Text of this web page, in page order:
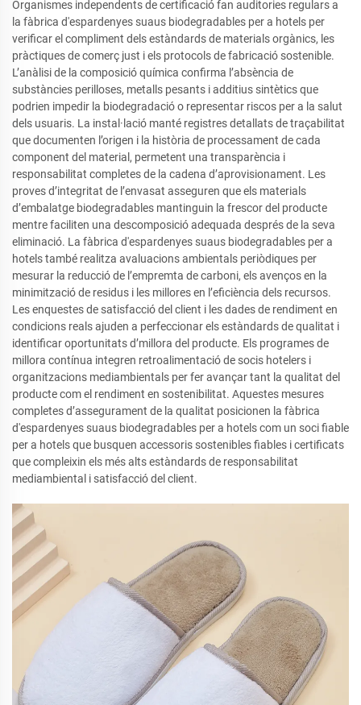
Organismes independents de certificació fan auditories regulars a
la fàbrica d'espardenyes suaus biodegradables per a hotels per
verificar el compliment dels estàndards de materials orgànics, les
pràctiques de comerç just i els protocols de fabricació sostenible.
L’anàlisi de la composició química confirma l’absència de
substàncies perilloses, metalls pesants i additius sintètics que
podrien impedir la biodegradació o representar riscos per a la salut
dels usuaris. La instal·lació manté registres detallats de traçabilitat
que documenten l’origen i la història de processament de cada
component del material, permetent una transparència i
responsabilitat completes de la cadena d’aprovisionament. Les
proves d’integritat de l’envasat asseguren que els materials
d’embalatge biodegradables mantinguin la frescor del producte
mentre faciliten una descomposició adequada després de la seva
eliminació. La fàbrica d'espardenyes suaus biodegradables per a
hotels també realitza avaluacions ambientals periòdiques per
mesurar la reducció de l’empremta de carboni, els avenços en la
minimització de residus i les millores en l’eficiència dels recursos.
Les enquestes de satisfacció del client i les dades de rendiment en
condicions reals ajuden a perfeccionar els estàndards de qualitat i
identificar oportunitats d’millora del producte. Els programes de
millora contínua integren retroalimentació de socis hotelers i
organitzacions mediambientals per fer avançar tant la qualitat del
producte com el rendiment en sostenibilitat. Aquestes mesures
completes d’assegurament de la qualitat posicionen la fàbrica
d'espardenyes suaus biodegradables per a hotels com un soci fiable
per a hotels que busquen accessoris sostenibles fiables i certificats
que compleixin els més alts estàndards de responsabilitat
mediambiental i satisfacció del client.